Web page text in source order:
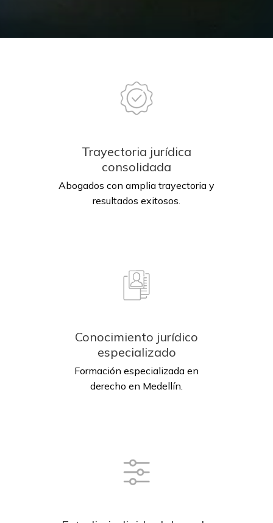
Trayectoria jurídica
consolidada
Abogados con amplia trayectoria y
resultados exitosos.
Conocimiento jurídico
especializado
Formación especializada en
derecho en Medellín.